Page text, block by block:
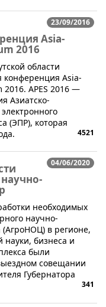
23/09/2016
Asia-
2016
области
Asia-
2016. APES 2016 —
Азиатско-
(ЭПР), которая
4521
04/06/2020
необходимых
научно-
(АгроНОЦ) в регионе,
науки, бизнеса и
были
совещании
Губернатора
341